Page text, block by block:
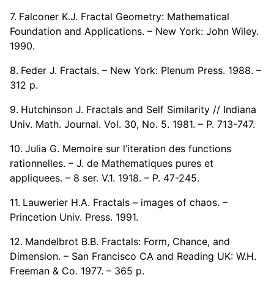
Falconer K.J. Fractal Geometry: Mathematical
Foundation and Applications. – New York: John Wiley.
1990.
Feder J. Fractals. – New York: Plenum Press. 1988. –
312 p.
Hutchinson J. Fractals and Self Similarity // Indiana
Univ. Math. Journal. Vol. 30, No. 5. 1981. – P. 713-747.
Julia G. Memoire sur l’iteration des functions
rationnelles. – J. de Mathematiques pures et
appliquees. – 8 ser. V.1. 1918. – P. 47-245.
Lauwerier H.A. Fractals – images of chaos. –
Princetion Univ. Press. 1991.
Mandelbrot B.B. Fractals: Form, Chance, and
Dimension. – San Francisco CA and Reading UK: W.H.
Freeman & Co. 1977. – 365 p.